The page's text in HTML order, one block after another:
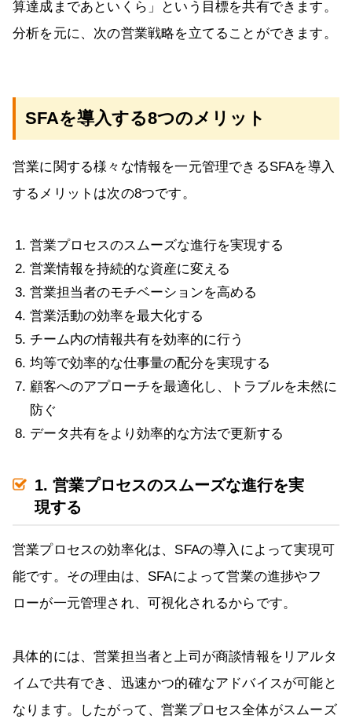
算達成まであといくら」という目標を共有できます。
分析を元に、次の営業戦略を立てることができます。
SFAを導入する8つのメリット
営業に関する様々な情報を一元管理できるSFAを導入
するメリットは次の8つです。
営業プロセスのスムーズな進行を実現する
営業情報を持続的な資産に変える
営業担当者のモチベーションを高める
営業活動の効率を最大化する
チーム内の情報共有を効率的に行う
均等で効率的な仕事量の配分を実現する
顧客へのアプローチを最適化し、トラブルを未然に
防ぐ
データ共有をより効率的な方法で更新する
1. 営業プロセスのスムーズな進行を実
現する
営業プロセスの効率化は、SFAの導入によって実現可
能です。その理由は、SFAによって営業の進捗やフ
ローが一元管理され、可視化されるからです。
具体的には、営業担当者と上司が商談情報をリアルタ
イムで共有でき、迅速かつ的確なアドバイスが可能と
なります。したがって、営業プロセス全体がスムーズ